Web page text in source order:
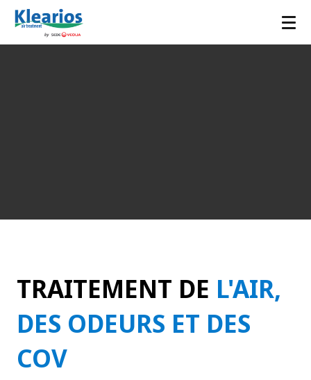
TRAITEMENT DE L'AIR,
DES ODEURS ET DES
COV